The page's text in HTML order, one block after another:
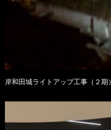
岸和田城ライトアップ工事（２期）